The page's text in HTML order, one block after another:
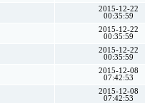
2015-12-22
00:35:59
2015-12-22
00:35:59
2015-12-22
00:35:59
2015-12-08
07:42:53
2015-12-08
07:42:53